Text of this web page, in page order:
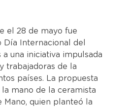
el 28 de mayo fue
Internacional del
a una iniciativa impulsada
trabajadoras de la
países. La propuesta
la mano de la ceramista
Mano, quien planteó la